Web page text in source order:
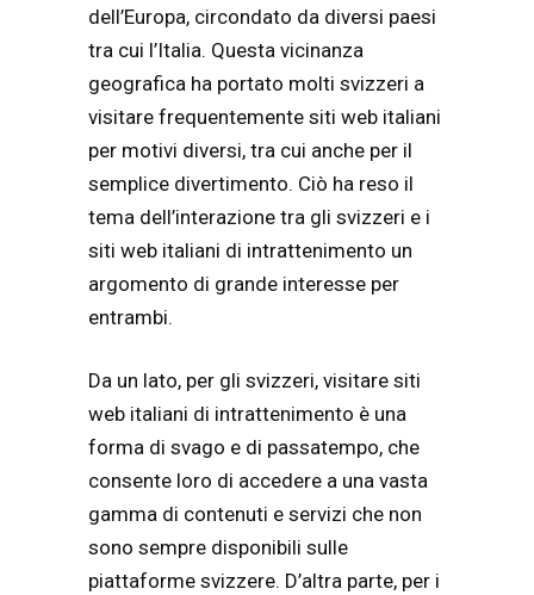
dell’Europa, circondato da diversi paesi
tra cui l’Italia. Questa vicinanza
geografica ha portato molti svizzeri a
visitare frequentemente siti web italiani
per motivi diversi, tra cui anche per il
semplice divertimento. Ciò ha reso il
tema dell’interazione tra gli svizzeri e i
siti web italiani di intrattenimento un
argomento di grande interesse per
entrambi.
Da un lato, per gli svizzeri, visitare siti
web italiani di intrattenimento è una
forma di svago e di passatempo, che
consente loro di accedere a una vasta
gamma di contenuti e servizi che non
sono sempre disponibili sulle
piattaforme svizzere. D’altra parte, per i